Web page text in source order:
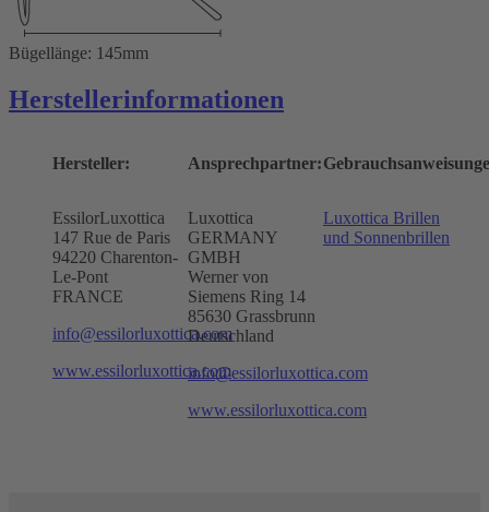
Bügellänge: 145mm
Herstellerinformationen
Hersteller:
EssilorLuxottica
147 Rue de Paris
94220 Charenton-
Le-Pont
FRANCE
info@essilorluxottica.com
www.essilorluxottica.com
Ansprechpartner:
Luxottica
GERMANY
GMBH
Werner von
Siemens Ring 14
85630 Grassbrunn
Deutschland
info@essilorluxottica.com
www.essilorluxottica.com
Luxottica Brillen
und Sonnenbrillen